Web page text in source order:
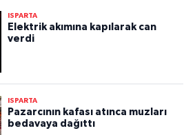
ISPARTA
Elektrik akımına kapılarak can
verdi
ISPARTA
Pazarcının kafası atınca muzları
bedavaya dağıttı